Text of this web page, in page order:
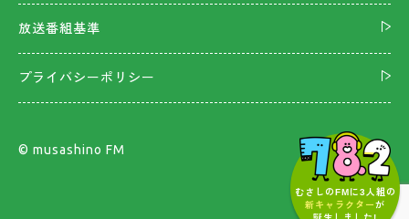
むさしのFMに3人組の
新キャラクターが
放送番組基準
プライバシーポリシー
©︎ musashino FM